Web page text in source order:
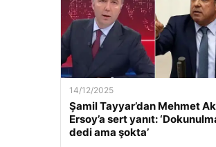
14/12/2025
Şamil Tayyar’dan Mehmet
Ersoy’a sert yanıt:
dedi ama şokta’